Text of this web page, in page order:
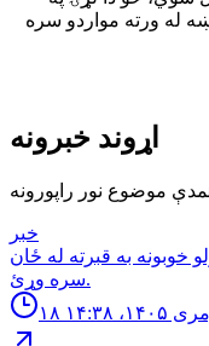
له ورته مواردو سره
اړوند خبرونه
موضوع نور راپورونه
خبر
خوبونه به قبرته له ځان
سره وړئ.
۱۴۰۵، ۱۴:۳۸